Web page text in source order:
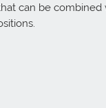
can be